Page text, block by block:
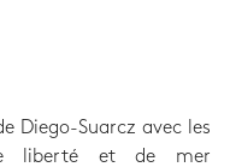
Diego-Suarcz avec les
liberté et de mer